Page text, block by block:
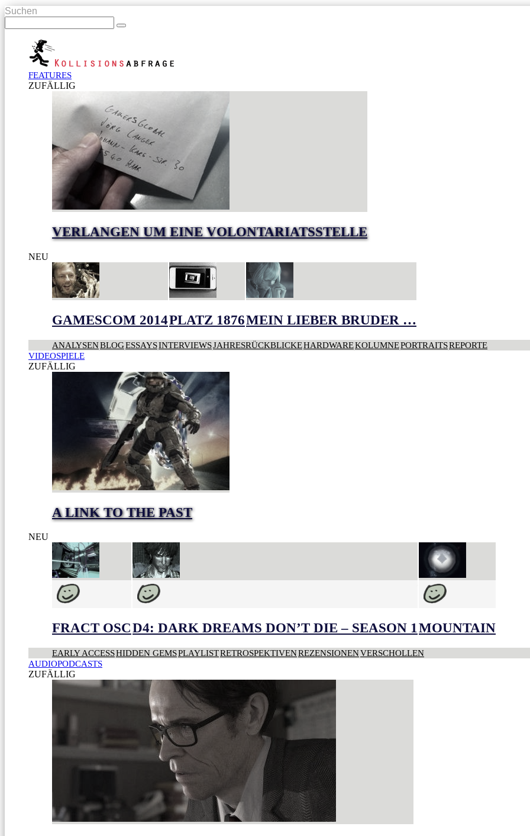
Suchen
FEATURES
ZUFÄLLIG
VERLANGEN UM EINE VOLONTARIATSSTELLE
NEU
GAMESCOM 2014PLATZ 1876MEIN LIEBER BRUDER …
ANALYSENBLOGESSAYSINTERVIEWSJAHRESRÜCKBLICKEHARDWAREKOLUMNEPORTRAITSREPORTE
VIDEOSPIELE
ZUFÄLLIG
A LINK TO THE PAST
NEU
FRACT OSCD4: DARK DREAMS DON’T DIE – SEASON 1MOUNTAIN
EARLY ACCESSHIDDEN GEMSPLAYLISTRETROSPEKTIVENREZENSIONENVERSCHOLLEN
AUDIOPODCASTS
ZUFÄLLIG